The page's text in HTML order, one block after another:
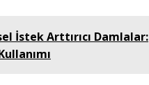
İstek Arttırıcı Damlalar: